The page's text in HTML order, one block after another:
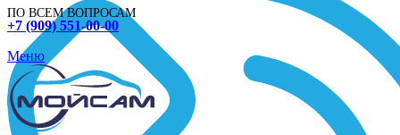
ПО ВСЕМ ВОПРОСАМ
+7 (909) 551-00-00
Меню